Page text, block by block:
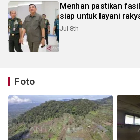
Menhan pastikan
siap untuk layani
Jul 8th
Foto